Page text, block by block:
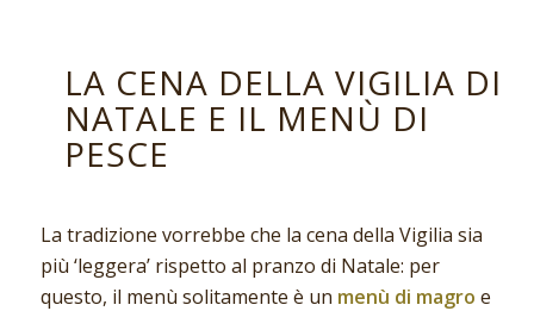
LA CENA DELLA VIGILIA DI
NATALE E IL MENÙ DI
PESCE
La tradizione vorrebbe che la cena della Vigilia sia
più ‘leggera’ rispetto al pranzo di Natale: per
questo, il menù solitamente è un menù di magro e